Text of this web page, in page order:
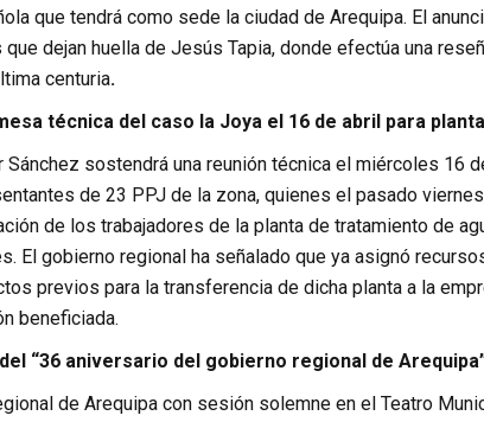
que tendrá como sede la ciudad de Arequipa. El
dejan huella de Jesús Tapia, donde efectúa una
centuria.
técnica del caso la Joya el 16 de abril para
Sánchez sostendrá una reunión técnica el miércoles 16
de 23 PPJ de la zona, quienes el pasado
de los trabajadores de la planta de tratamiento de
El gobierno regional ha señalado que ya asignó
previos para la transferencia de dicha planta a la
beneficiada.
“36 aniversario del gobierno regional de
de Arequipa con sesión solemne en el Teatro